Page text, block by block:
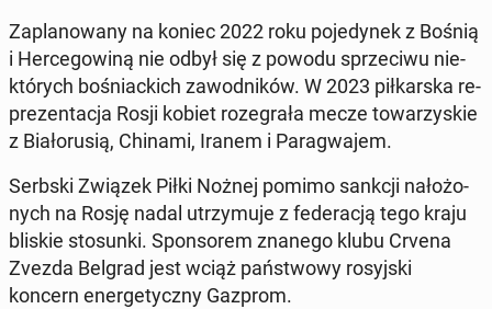
Za­pla­no­wa­ny na koniec 2022 roku po­je­dy­nek z Bośnią
i Her­ce­go­wi­ną nie odbył się z powodu sprze­ci­wu nie­
któ­rych bo­śniac­kich za­wod­ni­ków. W 2023 pił­kar­ska re­
pre­zen­ta­cja Rosji kobiet ro­ze­gra­ła mecze to­wa­rzy­skie
z Bia­ło­ru­sią, Chinami, Iranem i Pa­ra­gwa­jem.
Serbski Związek Piłki Nożnej pomimo sankcji na­ło­żo­
nych na Rosję nadal utrzy­mu­je z fe­de­ra­cją tego kraju
bliskie sto­sun­ki. Spon­so­rem znanego klubu Crvena
Zvezda Belgrad jest wciąż pań­stwo­wy ro­syj­ski
koncern ener­ge­tycz­ny Gazprom.